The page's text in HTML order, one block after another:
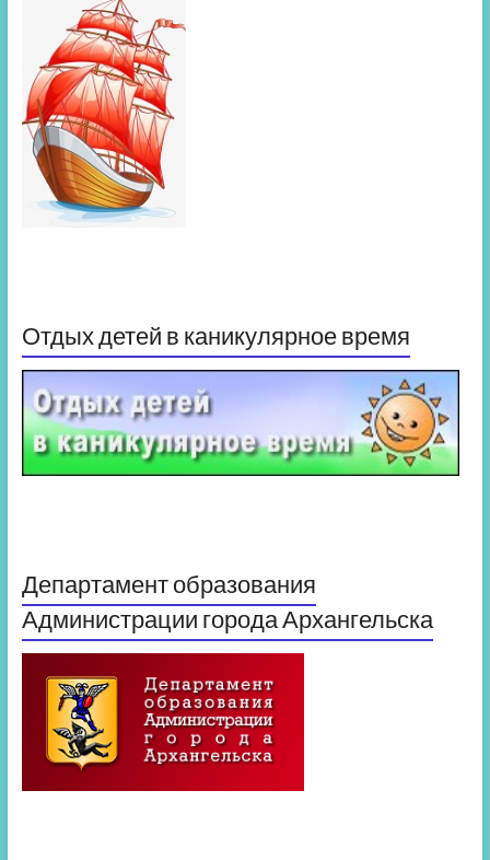
Отдых детей в каникулярное время
Департамент образования
Администрации города Архангельска